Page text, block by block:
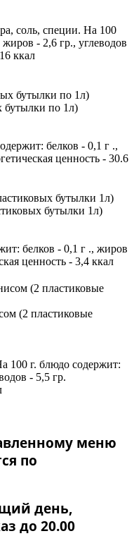
соль, специи. На 100
- 2,6 гр., углеводов
ккал
бутылки по 1л)
белков - 0,1 г .,
ценность - 30.6
бутылки 1л)
белков - 0,1 г ., жиров
ценность - 3,4 ккал
(2 пластиковые
100 г. блюдо содержит:
- 5,5 гр.
меню
по
день,
до 20.00